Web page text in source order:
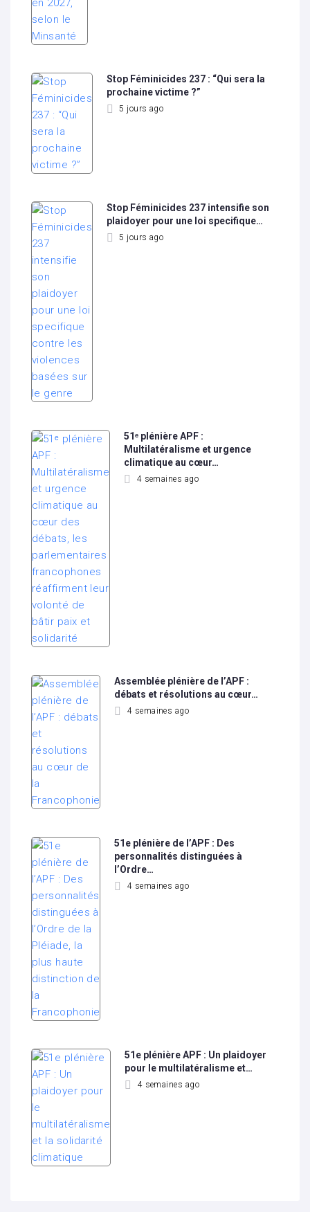
Stop Féminicides 237 : “Qui sera la
prochaine victime ?”
5 jours ago
Stop Féminicides 237 intensifie son
plaidoyer pour une loi specifique…
5 jours ago
51ᵉ plénière APF :
Multilatéralisme et urgence
climatique au cœur…
4 semaines ago
Assemblée plénière de l’APF :
débats et résolutions au cœur…
4 semaines ago
51e plénière de l’APF : Des
personnalités distinguées à
l’Ordre…
4 semaines ago
51e plénière APF : Un plaidoyer
pour le multilatéralisme et…
4 semaines ago